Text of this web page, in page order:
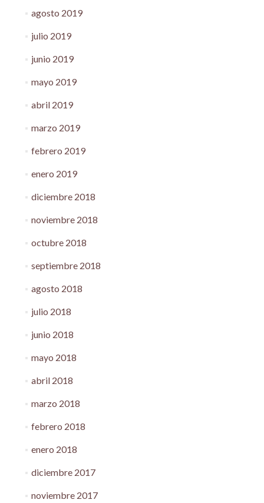
agosto 2019
julio 2019
junio 2019
mayo 2019
abril 2019
marzo 2019
febrero 2019
enero 2019
diciembre 2018
noviembre 2018
octubre 2018
septiembre 2018
agosto 2018
julio 2018
junio 2018
mayo 2018
abril 2018
marzo 2018
febrero 2018
enero 2018
diciembre 2017
noviembre 2017